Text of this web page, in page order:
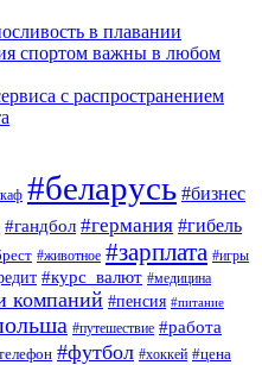
в плавании
спортом важны в любом
с распространением
#беларусь #бизнес
#гандбол #германия #гибель
#животное #зарплата #игры
#курс_валют #медицина
компаний #пенсия #питание
#путешествие #работа
#футбол #хоккей #цена